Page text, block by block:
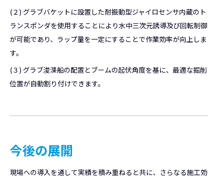
(２) グラブバケットに設置した耐振動型ジャイロセンサ内蔵のト
ランスポンダを使用することにより水中三次元誘導及び回転制御
が可能であり、ラップ量を一定にすることで作業効率が向上しま
す。
(３) グラブ浚渫船の配置とブームの起伏角度を基に、最適な掘削
位置が自動割り付けできます。
今後の展開
現場への導入を通して実績を積み重ねると共に、さらなる施工効